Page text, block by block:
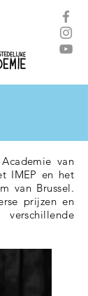
van
IMEP en het
van Brussel.
prijzen en